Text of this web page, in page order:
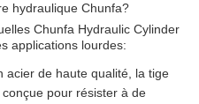
hydraulique Chunfa?
Chunfa Hydraulic Cylinder
applications lourdes:
acier de haute qualité, la tige
pour résister à de